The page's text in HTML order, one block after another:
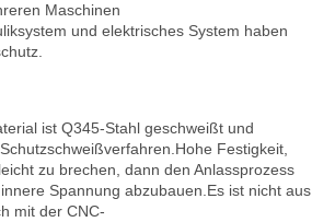
Maschinen
und elektrisches System haben
ist Q345-Stahl geschweißt und
Festigkeit,
zu brechen, dann den Anlassprozess
Spannung abzubauen.Es ist nicht aus
mit der CNC-